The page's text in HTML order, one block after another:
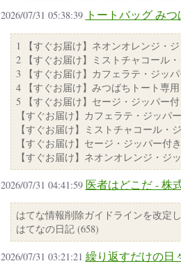
2026/07/31 05:38:39 トートバッグ みつ
1 【すぐお届け】ネオンオレンジ・
2 【すぐお届け】ミストチャコール
3 【すぐお届け】カフェラテ・ジッパ
4 【すぐお届け】みつばちトート専
5 【すぐお届け】セージ・ジッパー付
【すぐお届け】カフェラテ・ジッパ
【すぐお届け】ミストチャコール・
【すぐお届け】セージ・ジッパー付き
【すぐお届け】ネオンオレンジ・ジ
2026/07/31 04:41:59 医者はどこだ - 株
はてな情報削除ガイドラインを改定
はてなの日記 (658)
2026/07/31 03:21:21 繰り返すだけの日